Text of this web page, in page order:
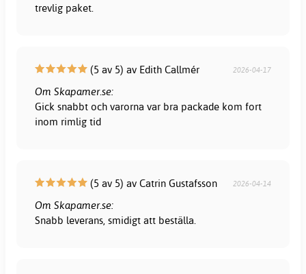
trevlig paket.
(5 av 5) av Edith Callmér 2026-04-17
Om Skapamer.se:
Gick snabbt och varorna var bra packade kom fort
inom rimlig tid
(5 av 5) av Catrin Gustafsson 2026-04-14
Om Skapamer.se:
Snabb leverans, smidigt att beställa.